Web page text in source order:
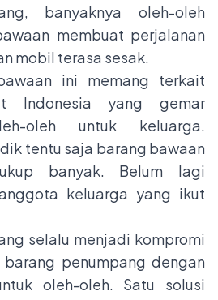
banyaknya oleh-oleh
membuat perjalanan
mobil terasa sesak.
ini memang terkait
Indonesia yang gemar
oleh untuk keluarga.
tentu saja barang bawaan
banyak. Belum lagi
keluarga yang ikut
selalu menjadi kompromi
penumpang dengan
oleh-oleh. Satu solusi